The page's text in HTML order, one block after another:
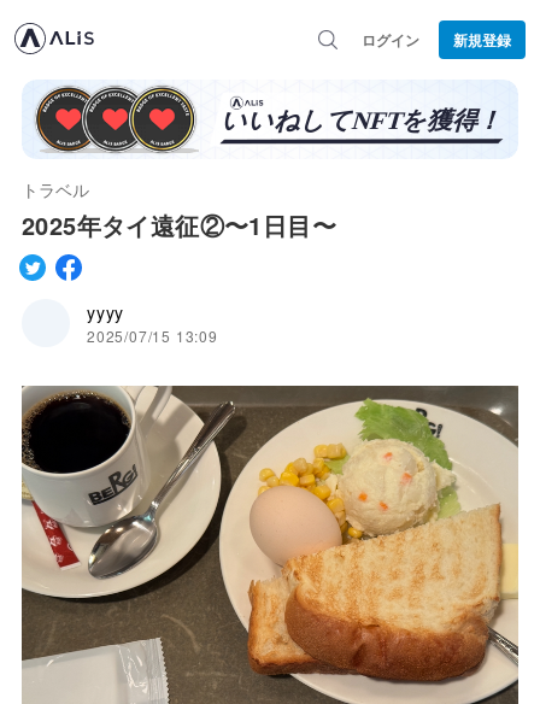
ログイン 新規登録
トラベル
2025年タイ遠征②〜1日目〜
yyyy
2025/07/15 13:09